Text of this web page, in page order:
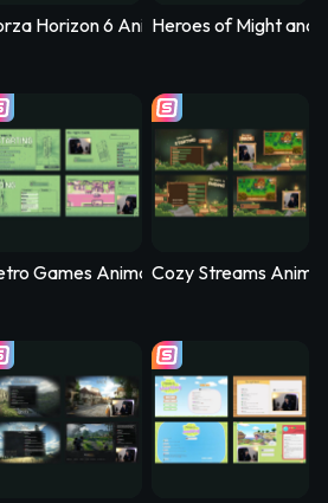
Overlay - Stormtide
Horizon 6 Animated Stream
Heroes of Might and
Dream Animated Stream Overlay -
Games Animated Stream Overlay
Cozy Streams